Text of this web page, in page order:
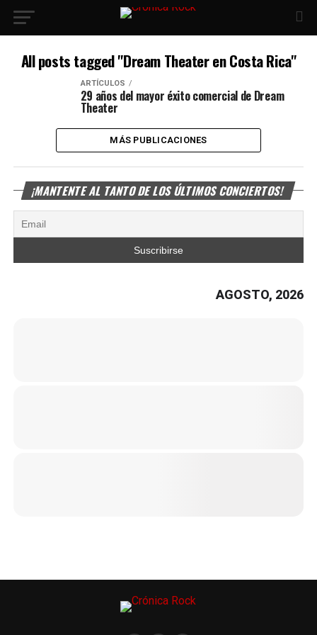
All posts tagged "Dream Theater en Costa Rica"
ARTÍCULOS
29 años del mayor éxito comercial de Dream
Theater
MÁS PUBLICACIONES
¡MANTENTE AL TANTO DE LOS ÚLTIMOS CONCIERTOS!
AGOSTO, 2026